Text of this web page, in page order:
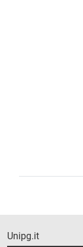
Unipg.it